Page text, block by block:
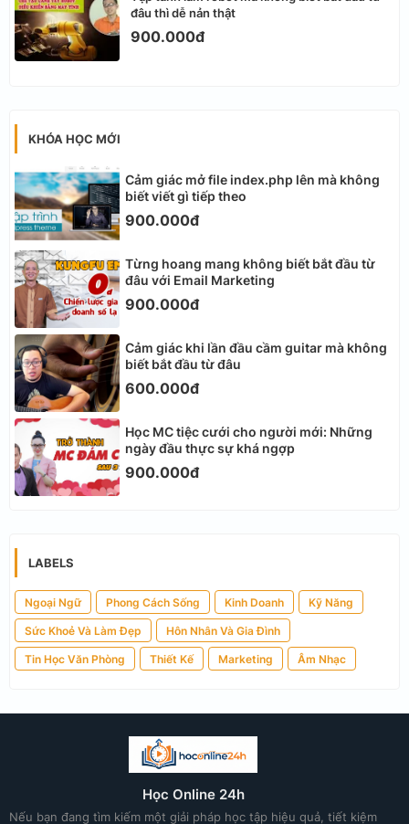
đâu thì dễ nản thật
900.000đ
KHÓA HỌC MỚI
Cảm giác mở file index.php lên mà không
biết viết gì tiếp theo
900.000đ
Từng hoang mang không biết bắt đầu từ
đâu với Email Marketing
900.000đ
Cảm giác khi lần đầu cầm guitar mà không
biết bắt đầu từ đâu
600.000đ
Học MC tiệc cưới cho người mới: Những
ngày đầu thực sự khá ngợp
900.000đ
LABELS
Ngoại Ngữ Phong Cách Sống Kinh Doanh Kỹ Năng
Sức Khoẻ Và Làm Đẹp Hôn Nhân Và Gia Đình
Tin Học Văn Phòng Thiết Kế Marketing Âm Nhạc
Học Online 24h
Nếu bạn đang tìm kiếm một giải pháp học tập hiệu quả, tiết kiệm